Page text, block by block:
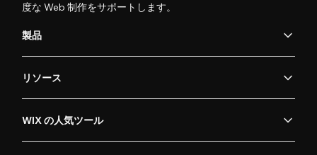
度な Web 制作をサポートします。
製品
リソース
WIX の人気ツール